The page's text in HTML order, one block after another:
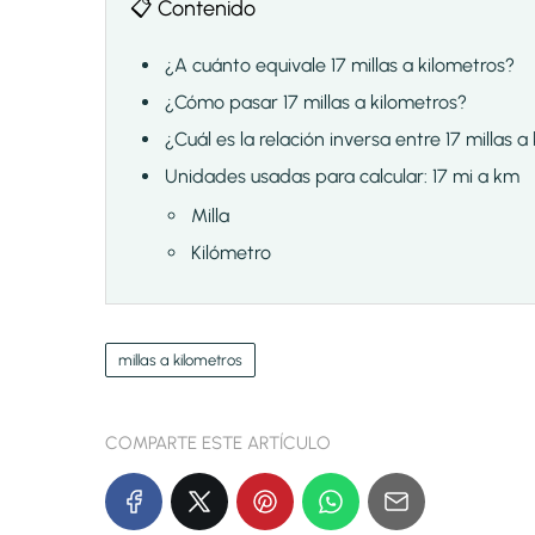
📋 Contenido
¿A cuánto equivale 17 millas a kilometros?
¿Cómo pasar 17 millas a kilometros?
¿Cuál es la relación inversa entre 17 millas
Unidades usadas para calcular: 17 mi a km
Milla
Kilómetro
millas a kilometros
COMPARTE ESTE ARTÍCULO